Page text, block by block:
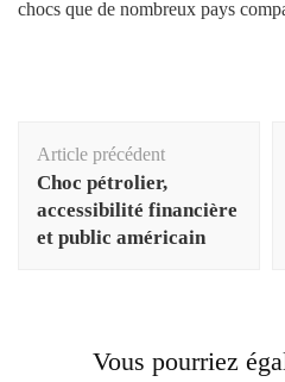
chocs que de nombreux pays
d'article
Article précédent
Choc pétrolier,
accessibilité financière
et public américain
Vous pourriez